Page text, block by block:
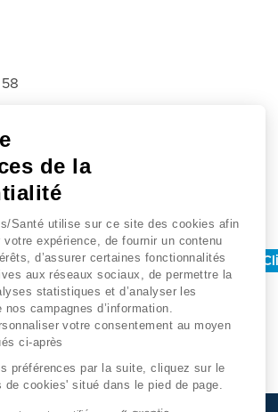
rendez-vous
associées
- Clinique kennedy Montelimar
de la
Santé utilise sur ce site des cookies afin
votre expérience, de fournir un contenu
d’assurer certaines fonctionnalités
aux réseaux sociaux, de permettre la
statistiques et d’analyser les
nos campagnes d’information.
votre consentement au moyen
ci-après
préférences par la suite, cliquez sur le
de cookies' situé dans le pied de page.